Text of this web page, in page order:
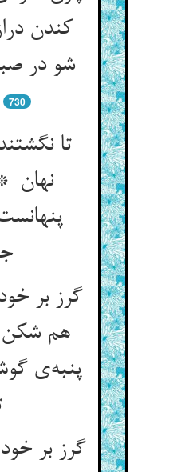
کندن
شو در
730
تا
نهان
جهان
گرز بر
هم
پنبه‌ی
تن
گرز بر